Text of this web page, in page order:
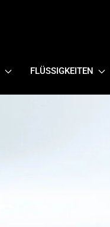
FLÜSSIGKEITEN